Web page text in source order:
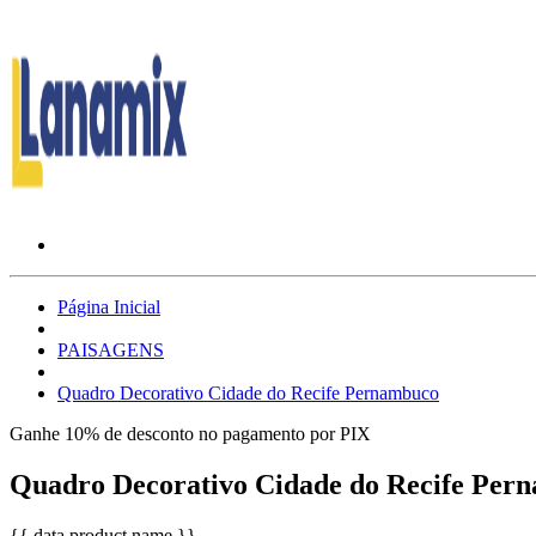
Página Inicial
PAISAGENS
Quadro Decorativo Cidade do Recife Pernambuco
Ganhe 10% de desconto no pagamento por PIX
Quadro Decorativo Cidade do Recife